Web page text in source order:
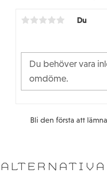
Du
Bli den första att